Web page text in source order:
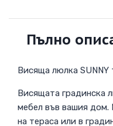
Пълно
Висяща люлка SUNNY
Висящата градинска
мебел във вашия дом.
на тераса или в